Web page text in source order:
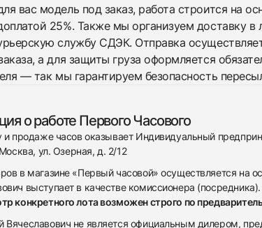
вас модель под заказ, работа строится на
25%. Также мы организуем доставку
службу СДЭК. Отправка
а для защиты груза оформляется
— так мы гарантируем безопасность
о работе Первого Часового
и продаже часов оказывает Индивидуальный
ул. Озерная, д. 2/12
в магазине «Первый часовой» осуществляется
выступает в качестве комиссионера
конкретного лота возможен строго по
Вячеславович не является официальным дилером,